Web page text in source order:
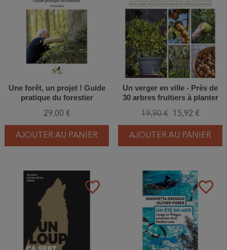
Une forêt, un projet ! Guide
pratique du forestier
29,00 €
AJOUTER AU PANIER
Un verger en ville - Près de
30 arbres fruitiers à planter
son balcon
19,90 € 15,92 €
AJOUTER AU PANIER
favorite_border favorite_border